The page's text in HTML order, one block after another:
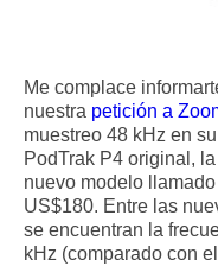
Me complace
nuestra petición a
muestreo 48 kHz en
PodTrak P4 original,
nuevo modelo llamado
US$180. Entre las
se encuentran la
kHz (comparado con